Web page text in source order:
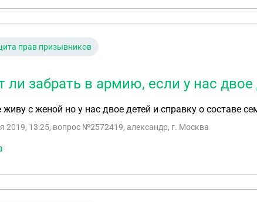
прав призывников
ли забрать в армию, если у нас
живу с женой но у нас двое детей и справку о составе
2019, 13:25, вопрос №2572419, александр, г. Москва